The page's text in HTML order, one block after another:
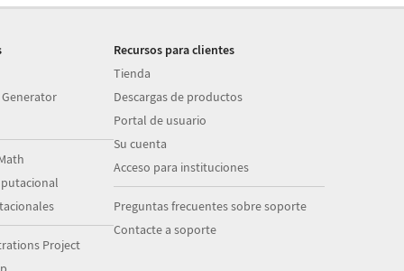
Project
Recursos para clientes
Tienda
Descargas de productos
Portal de usuario
Su cuenta
Acceso para instituciones
Preguntas frecuentes sobre soporte
Contacte a soporte